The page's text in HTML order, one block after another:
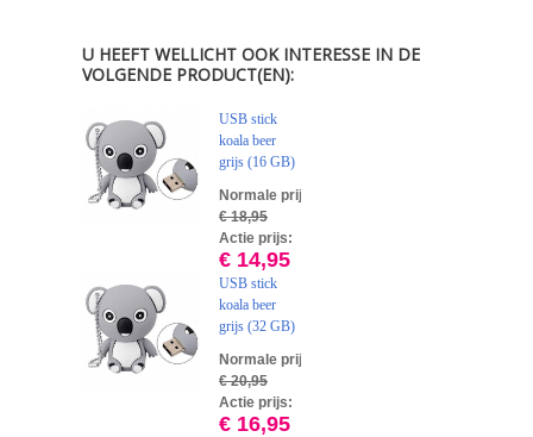
U HEEFT WELLICHT OOK INTERESSE IN DE
VOLGENDE PRODUCT(EN):
USB stick
koala beer
grijs (16 GB)
Normale prijs:
€ 18,95
Actie prijs:
€ 14,95
USB stick
koala beer
grijs (32 GB)
Normale prijs:
€ 20,95
Actie prijs:
€ 16,95